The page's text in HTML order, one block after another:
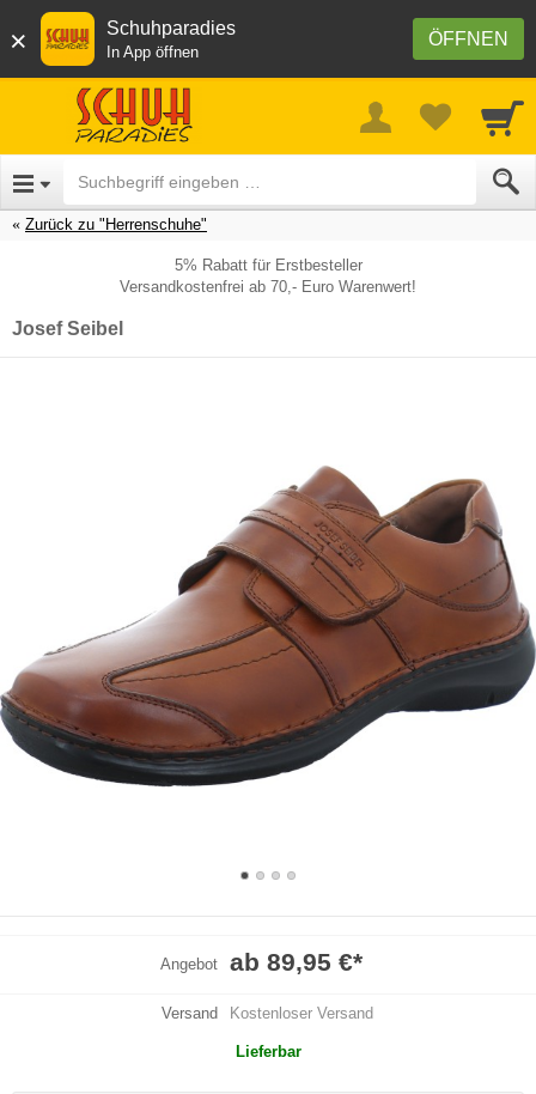
× ÖFFNEN
Schuhparadies
In App öffnen
Zurück zu "Herrenschuhe"
5% Rabatt für Erstbesteller
Versandkostenfrei ab 70,- Euro Warenwert!
Josef Seibel
Angebot ab 89,95 €*
Versand Kostenloser Versand
Lieferbar